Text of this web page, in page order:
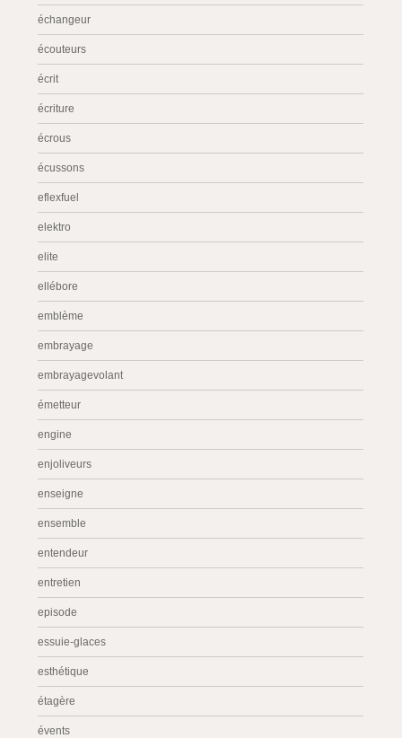
échangeur
écouteurs
écrit
écriture
écrous
écussons
eflexfuel
elektro
elite
ellébore
emblème
embrayage
embrayagevolant
émetteur
engine
enjoliveurs
enseigne
ensemble
entendeur
entretien
episode
essuie-glaces
esthétique
étagère
évents